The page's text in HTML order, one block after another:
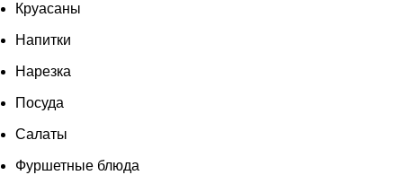
Круасаны
Напитки
Нарезка
Посуда
Салаты
Фуршетные блюда